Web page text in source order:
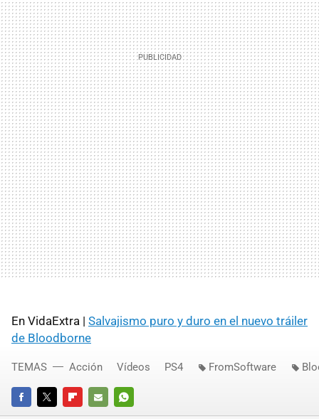
En VidaExtra | Salvajismo puro y duro en el nuevo tráiler
de Bloodborne
FACEBOOKTWITTERFLIPBOARD
E- WHATSAPP
TEMAS Acción Vídeos PS4 FromSoftware